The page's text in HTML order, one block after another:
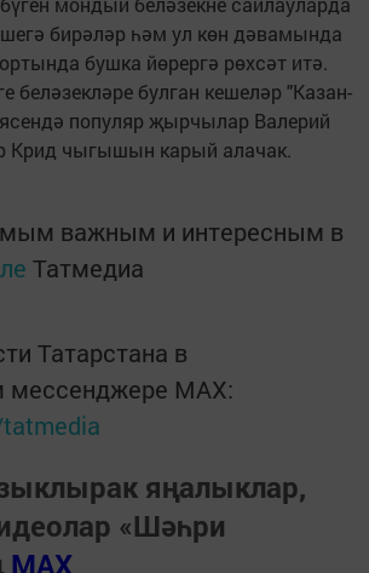
бирәләр һәм ул көн дәвамында
бушка йөрергә рөхсәт итә.
беләзекләре булган кешеләр "Казан-
популяр җырчылар Валерий
Крид чыгышын карый алачак.
важным и интересным в
Татмедиа
Татарстана в
мессенджере MАХ:
яңалыклар,
«Шәһри
MAX